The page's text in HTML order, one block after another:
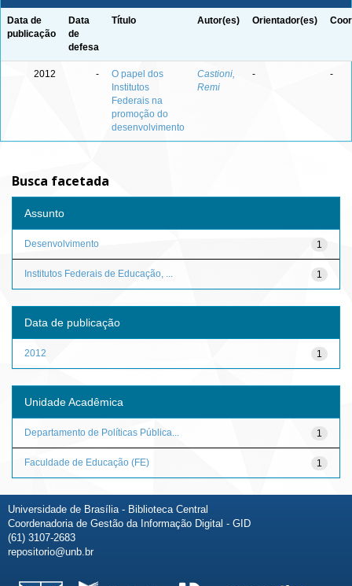
Data de
publicação
Data
de
defesa
Título Autor(es) Orientador(es)
2012 -
O papel dos
Institutos
Federais na
promoção do
desenvolvimento
Castioni,
Remi
- -
Busca facetada
Assunto
1
Desenvolvimento
1
Institutos Federais de Educação, ...
Data de publicação
1
2012
Unidade Acadêmica
1
Departamento de Políticas Pública...
1
Faculdade de Educação (FE)
Universidade de Brasília - Biblioteca Central
Coordenadoria de Gestão da Informação Digital - GID
(61) 3107-2683
repositorio@unb.br